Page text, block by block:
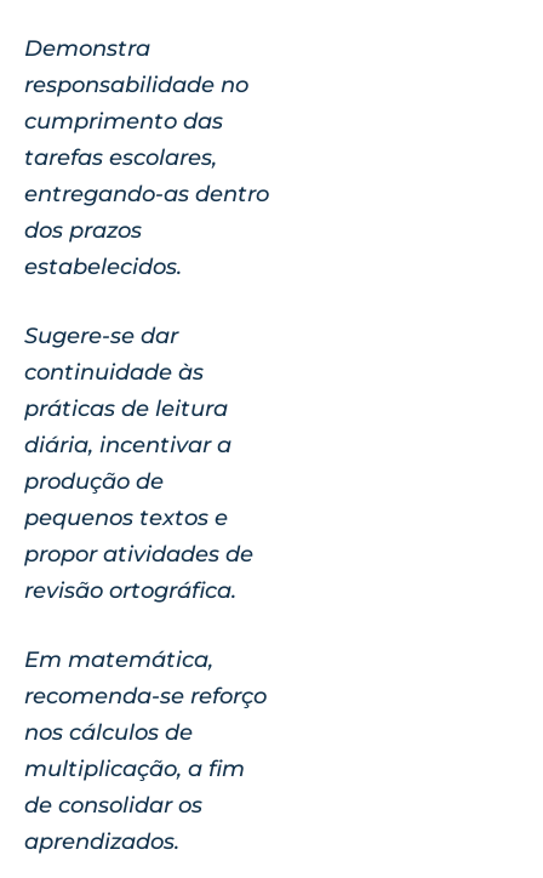
Demonstra
responsabilidade no
cumprimento das
tarefas escolares,
entregando-as dentro
dos prazos
estabelecidos.
Sugere-se dar
continuidade às
práticas de leitura
diária, incentivar a
produção de
pequenos textos e
propor atividades de
revisão ortográfica.
Em matemática,
recomenda-se reforço
nos cálculos de
multiplicação, a fim
de consolidar os
aprendizados.